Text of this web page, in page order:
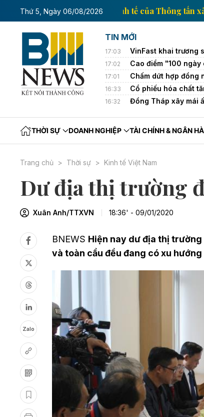
Thứ 5, Ngày 06/08/2026Trang thông tin kinh tế của
TIN MỚI
17:03 VinFast khai trương
17:02 Cao điểm "100
17:01 Chấm dứt hợp đồng
16:33 Cổ phiếu hóa chất
16:32 Đồng Tháp xây mái
THỜI SỰ DOANH NGHIỆP TÀI CHÍNH & NGÂN
Trang chủ Thời sự Kinh tế Việt Nam
Dư địa thị trường
Xuân Anh/TTXVN 18:36' - 09/01/2020
Zalo
BNEWS Hiện nay dư địa thị
và toàn cầu đều đang có xu